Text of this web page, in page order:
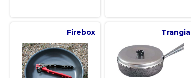
Firebox Trangia